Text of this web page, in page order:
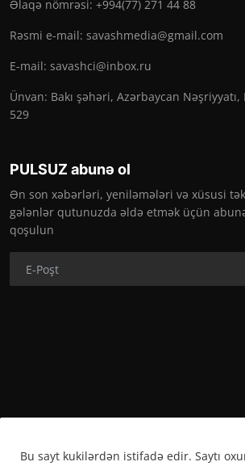
Əlaqə nömrəsi: +994(77) 271 44 88
Rəsmi e-mail: savashmedia@gmail.com
E-mail: savashci@inbox.ru
Ünvan: Bakı şəhəri, Azərbaycan
529
PULSUZ abunə ol
Ən son xəbərləri, yeniləmələri və xüsusi
gələnlər qutunuzda əldə etmək üçün
qoşulun
Bu sayt kukilərdən istifadə edir. Saytı